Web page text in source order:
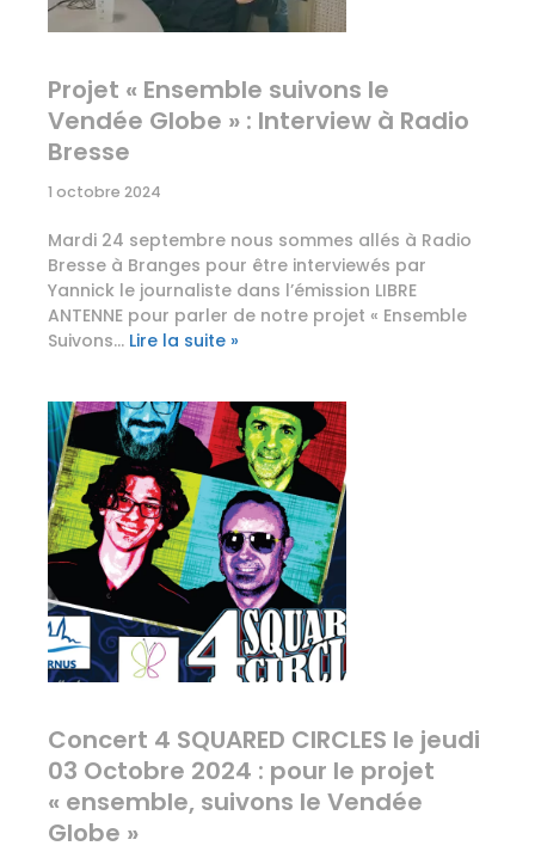
Projet « Ensemble suivons le
Vendée Globe » : Interview à Radio
Bresse
1 octobre 2024
Mardi 24 septembre nous sommes allés à Radio
Bresse à Branges pour être interviewés par
Yannick le journaliste dans l’émission LIBRE
ANTENNE pour parler de notre projet « Ensemble
Suivons… Lire la suite »
Concert 4 SQUARED CIRCLES le jeudi
03 Octobre 2024 : pour le projet
« ensemble, suivons le Vendée
Globe »